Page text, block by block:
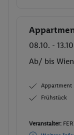
Buchen
08.10. -
Ab/ bis
Appartment
Frühstück
Veranstalter: